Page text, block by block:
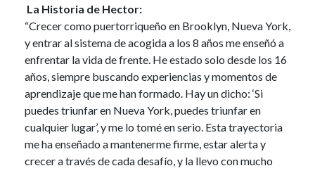
La Historia de Hector:
“Crecer como puertorriqueño en Brooklyn, Nueva York,
y entrar al sistema de acogida a los 8 años me enseñó a
enfrentar la vida de frente. He estado solo desde los 16
años, siempre buscando experiencias y momentos de
aprendizaje que me han formado. Hay un dicho: ‘Si
puedes triunfar en Nueva York, puedes triunfar en
cualquier lugar’, y me lo tomé en serio. Esta trayectoria
me ha enseñado a mantenerme firme, estar alerta y
crecer a través de cada desafío, y la llevo con mucho